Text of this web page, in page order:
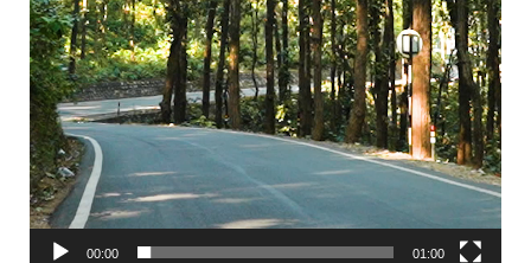
00:00 01:00